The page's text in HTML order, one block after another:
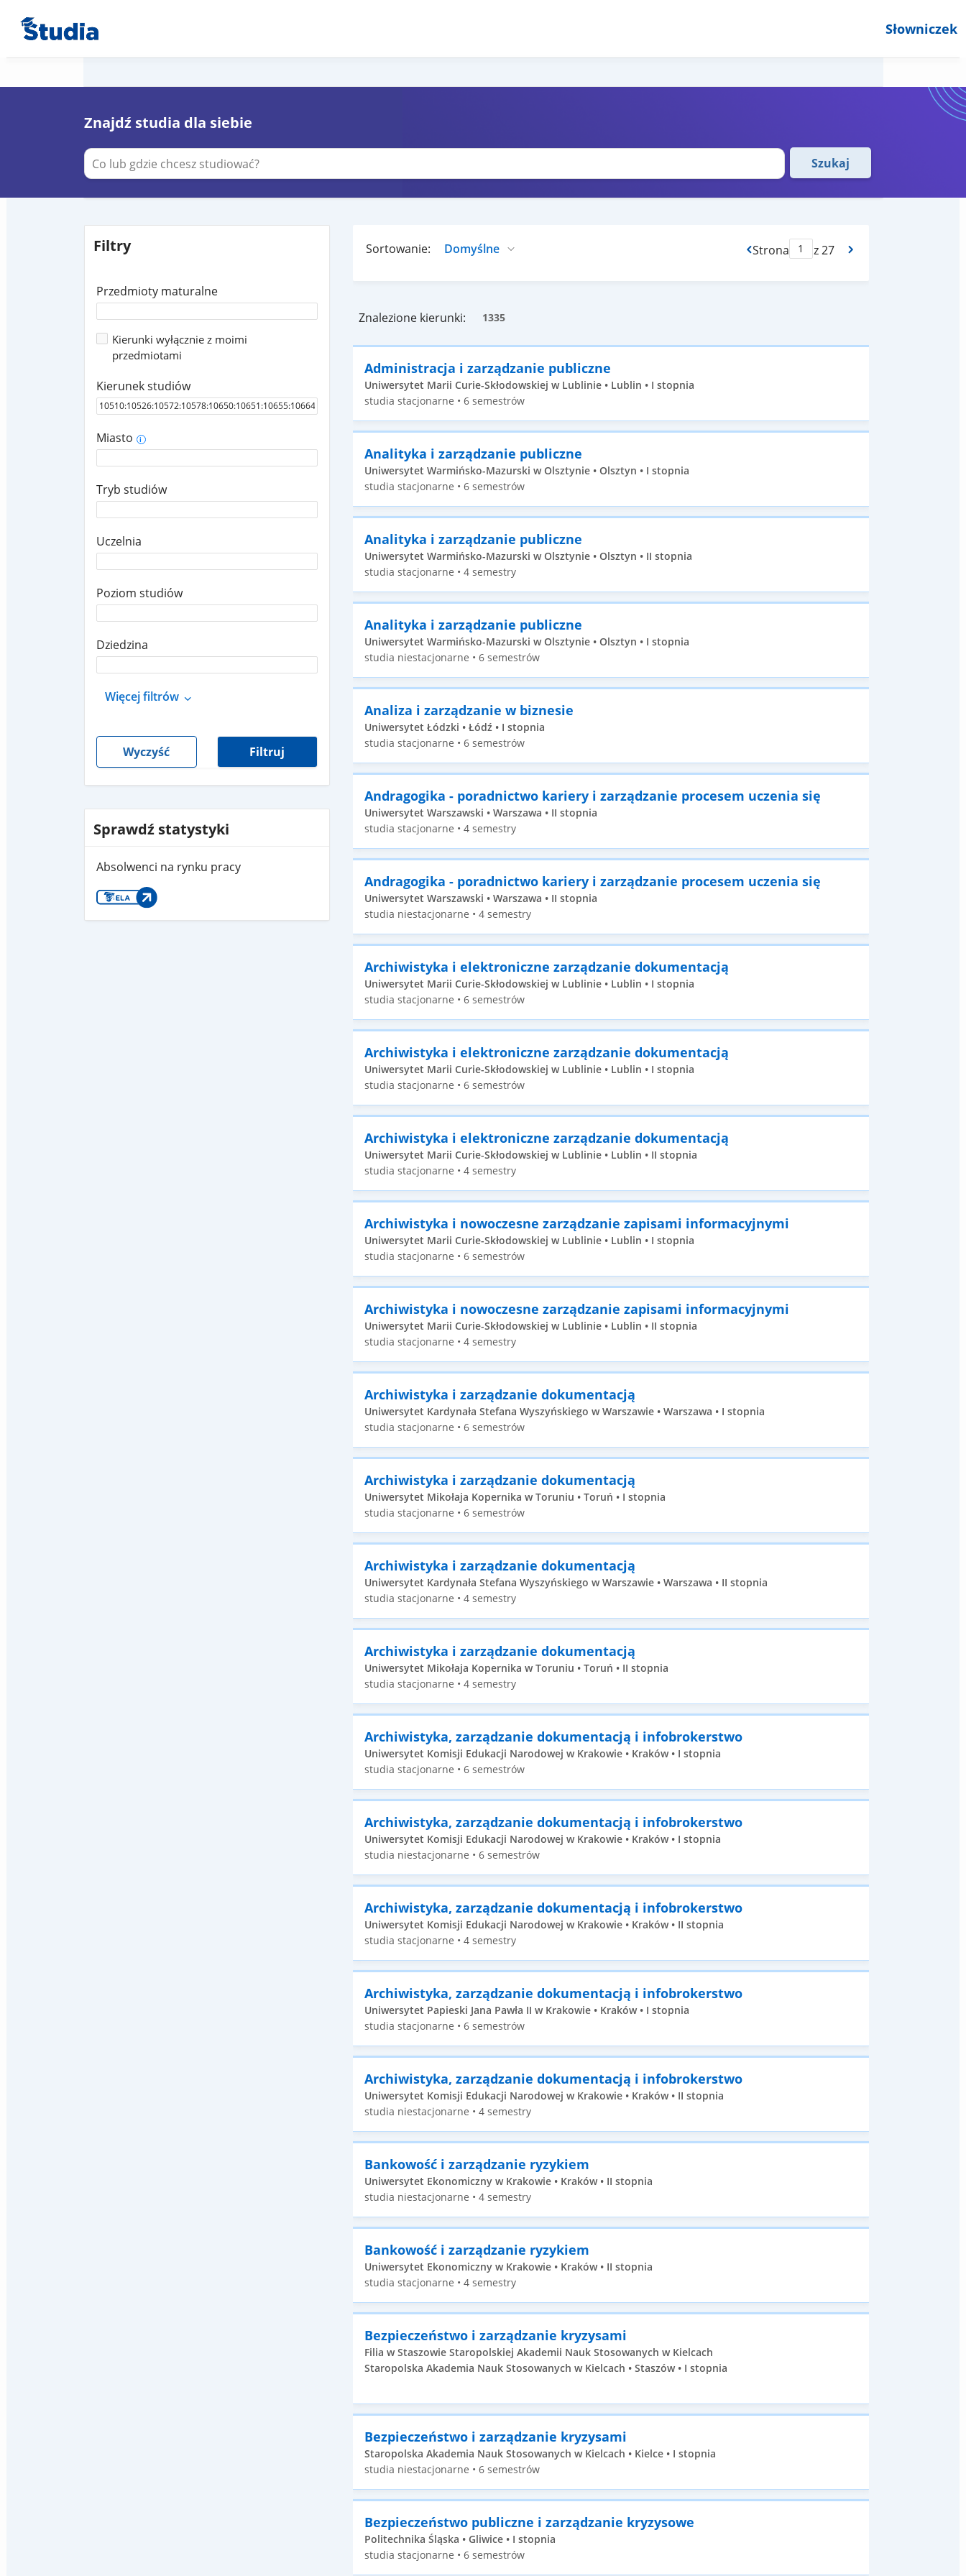
Słowniczek
Znajdź studia dla siebie
Szukaj
Filtry
Przedmioty maturalne
Kierunki wyłącznie z moimi
przedmiotami
Kierunek studiów
Miasto i
Tryb studiów
Uczelnia
Poziom studiów
Dziedzina
Więcej filtrów
Wyczyść Filtruj
Sprawdź statystyki
Absolwenci na rynku pracy
Sortowanie: Strona z 27
Znalezione kierunki: 1335
Administracja i zarządzanie publiczne
Uniwersytet Marii Curie-Skłodowskiej w Lublinie • Lublin • I stopnia
studia stacjonarne • 6 semestrów
Analityka i zarządzanie publiczne
Uniwersytet Warmińsko-Mazurski w Olsztynie • Olsztyn • I stopnia
studia stacjonarne • 6 semestrów
Analityka i zarządzanie publiczne
Uniwersytet Warmińsko-Mazurski w Olsztynie • Olsztyn • II stopnia
studia stacjonarne • 4 semestry
Analityka i zarządzanie publiczne
Uniwersytet Warmińsko-Mazurski w Olsztynie • Olsztyn • I stopnia
studia niestacjonarne • 6 semestrów
Analiza i zarządzanie w biznesie
Uniwersytet Łódzki • Łódź • I stopnia
studia stacjonarne • 6 semestrów
Andragogika - poradnictwo kariery i zarządzanie procesem uczenia się
Uniwersytet Warszawski • Warszawa • II stopnia
studia stacjonarne • 4 semestry
Andragogika - poradnictwo kariery i zarządzanie procesem uczenia się
Uniwersytet Warszawski • Warszawa • II stopnia
studia niestacjonarne • 4 semestry
Archiwistyka i elektroniczne zarządzanie dokumentacją
Uniwersytet Marii Curie-Skłodowskiej w Lublinie • Lublin • I stopnia
studia stacjonarne • 6 semestrów
Archiwistyka i elektroniczne zarządzanie dokumentacją
Uniwersytet Marii Curie-Skłodowskiej w Lublinie • Lublin • I stopnia
studia stacjonarne • 6 semestrów
Archiwistyka i elektroniczne zarządzanie dokumentacją
Uniwersytet Marii Curie-Skłodowskiej w Lublinie • Lublin • II stopnia
studia stacjonarne • 4 semestry
Archiwistyka i nowoczesne zarządzanie zapisami informacyjnymi
Uniwersytet Marii Curie-Skłodowskiej w Lublinie • Lublin • I stopnia
studia stacjonarne • 6 semestrów
Archiwistyka i nowoczesne zarządzanie zapisami informacyjnymi
Uniwersytet Marii Curie-Skłodowskiej w Lublinie • Lublin • II stopnia
studia stacjonarne • 4 semestry
Archiwistyka i zarządzanie dokumentacją
Uniwersytet Kardynała Stefana Wyszyńskiego w Warszawie • Warszawa • I stopnia
studia stacjonarne • 6 semestrów
Archiwistyka i zarządzanie dokumentacją
Uniwersytet Mikołaja Kopernika w Toruniu • Toruń • I stopnia
studia stacjonarne • 6 semestrów
Archiwistyka i zarządzanie dokumentacją
Uniwersytet Kardynała Stefana Wyszyńskiego w Warszawie • Warszawa • II stopnia
studia stacjonarne • 4 semestry
Archiwistyka i zarządzanie dokumentacją
Uniwersytet Mikołaja Kopernika w Toruniu • Toruń • II stopnia
studia stacjonarne • 4 semestry
Archiwistyka, zarządzanie dokumentacją i infobrokerstwo
Uniwersytet Komisji Edukacji Narodowej w Krakowie • Kraków • I stopnia
studia stacjonarne • 6 semestrów
Archiwistyka, zarządzanie dokumentacją i infobrokerstwo
Uniwersytet Komisji Edukacji Narodowej w Krakowie • Kraków • I stopnia
studia niestacjonarne • 6 semestrów
Archiwistyka, zarządzanie dokumentacją i infobrokerstwo
Uniwersytet Komisji Edukacji Narodowej w Krakowie • Kraków • II stopnia
studia stacjonarne • 4 semestry
Archiwistyka, zarządzanie dokumentacją i infobrokerstwo
Uniwersytet Papieski Jana Pawła II w Krakowie • Kraków • I stopnia
studia stacjonarne • 6 semestrów
Archiwistyka, zarządzanie dokumentacją i infobrokerstwo
Uniwersytet Komisji Edukacji Narodowej w Krakowie • Kraków • II stopnia
studia niestacjonarne • 4 semestry
Bankowość i zarządzanie ryzykiem
Uniwersytet Ekonomiczny w Krakowie • Kraków • II stopnia
studia niestacjonarne • 4 semestry
Bankowość i zarządzanie ryzykiem
Uniwersytet Ekonomiczny w Krakowie • Kraków • II stopnia
studia stacjonarne • 4 semestry
Bezpieczeństwo i zarządzanie kryzysami
Filia w Staszowie Staropolskiej Akademii Nauk Stosowanych w Kielcach
Staropolska Akademia Nauk Stosowanych w Kielcach • Staszów • I stopnia
Bezpieczeństwo i zarządzanie kryzysami
Staropolska Akademia Nauk Stosowanych w Kielcach • Kielce • I stopnia
studia niestacjonarne • 6 semestrów
Bezpieczeństwo publiczne i zarządzanie kryzysowe
Politechnika Śląska • Gliwice • I stopnia
studia stacjonarne • 6 semestrów